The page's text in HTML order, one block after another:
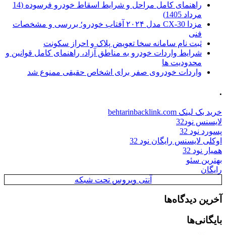
راهنمای کامل مراحل و شرایط اسقاط خودرو فرسوده (14
مرداد 1405)
مزدا CX-30 مدل ۲۰۲۴ آفتاب خودرو؛ بررسی و مشخصات
فنی
ثبت نام سامانه سخا تعویض پلاک و احراز سکونت
شرایط واردات خودرو به مناطق آزاد، راهنمای کامل قوانین و
محدودیت ها
واردات خودروی صفر برای اشخاص حقیقی ممنوع شد
.
خرید بک لینک behtarinbacklink.com
لایسنس نود32
پسورد نود 32
اوکلی لایسنس رایگان نود 32
همیار نود 32
بهترین سئو
رایگان
آنتی ویروس تحت شبکه
آخرین دیدگاه‌ها
بایگانی‌ها